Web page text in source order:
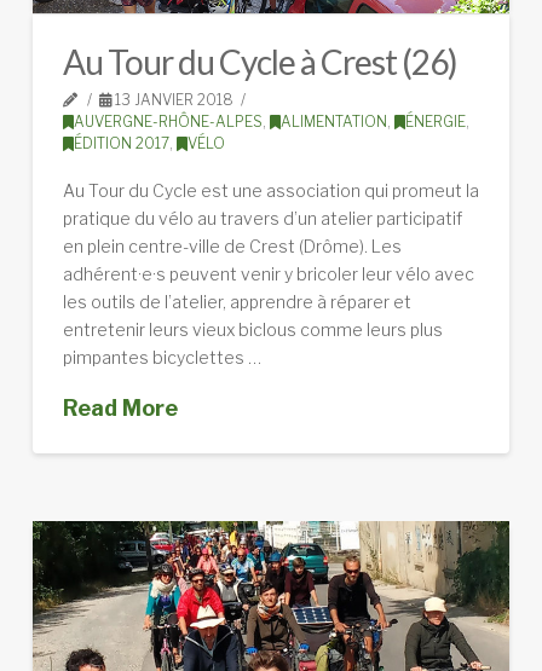
Au Tour du Cycle à Crest (26)
13 JANVIER 2018
AUVERGNE-RHÔNE-ALPES, ALIMENTATION, ÉNERGIE,
ÉDITION 2017, VÉLO
Au Tour du Cycle est une association qui promeut la
pratique du vélo au travers d’un atelier participatif
en plein centre-ville de Crest (Drôme). Les
adhérent·e·s peuvent venir y bricoler leur vélo avec
les outils de l’atelier, apprendre à réparer et
entretenir leurs vieux biclous comme leurs plus
pimpantes bicyclettes …
Read More